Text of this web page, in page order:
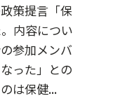
策提言「保
内容につい
参加メンバ
った」との
は保健...